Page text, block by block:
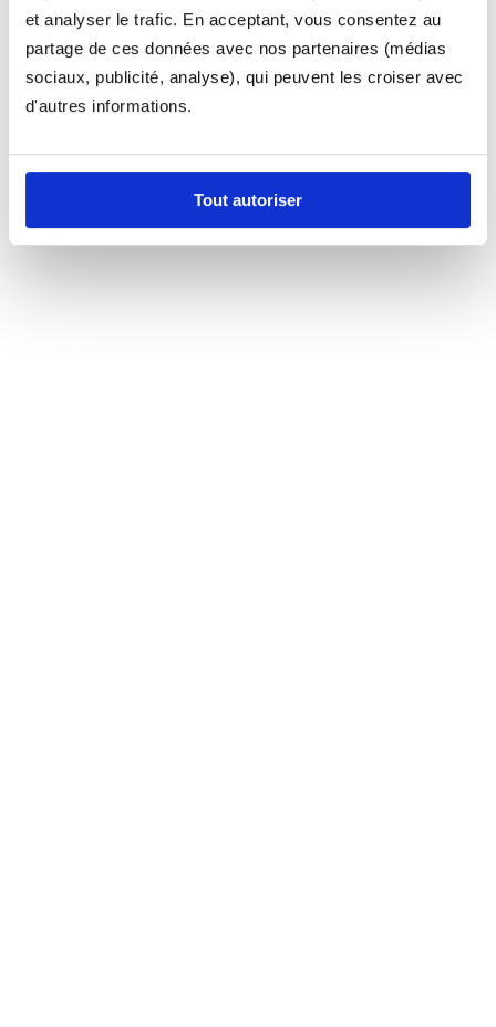
et analyser le trafic. En acceptant, vous consentez au
partage de ces données avec nos partenaires (médias
sociaux, publicité, analyse), qui peuvent les croiser avec
d'autres informations.
Tout autoriser